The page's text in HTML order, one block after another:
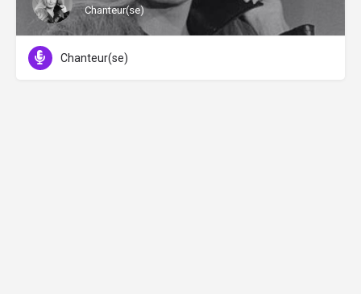
Chanteur(se)
Chanteur(se)